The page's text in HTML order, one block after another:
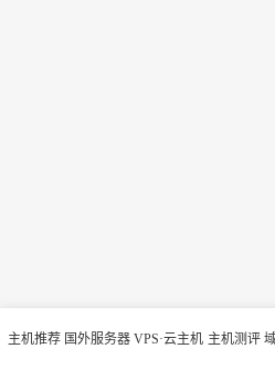
主机推荐 国外服务器 VPS·云主机 主机测评